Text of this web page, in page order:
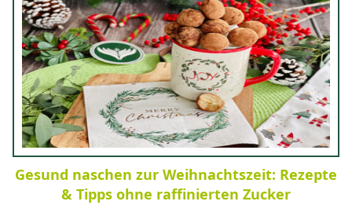
Gesund naschen zur Weihnachtszeit: Rezepte
& Tipps ohne raffinierten Zucker